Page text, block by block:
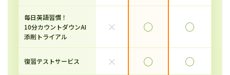
毎日英語習慣！
10分カウントダウンAI
添削トライアル
× ◯ ◯
復習テストサービス × ◯ ◯